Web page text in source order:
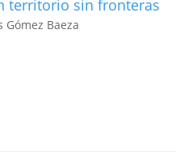
territorio sin fronteras
Gómez Baeza